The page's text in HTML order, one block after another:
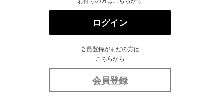
ログイン
会員登録がまだの方は
こちらから
会員登録